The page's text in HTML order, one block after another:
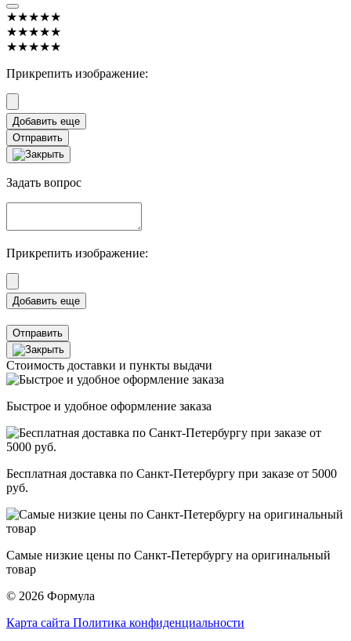
★★★★★
★★★★★
★★★★★
Прикрепить изображение:
Отправить
Задать вопрос
Прикрепить изображение:
Отправить
Стоимость доставки и пункты выдачи
Быстрое и удобное оформление заказа
Бесплатная доставка по Санкт-Петербургу при заказе от 5000
руб.
Самые низкие цены по Санкт-Петербургу на оригинальный
товар
© 2026 Формула
Карта сайта Политика конфиденциальности